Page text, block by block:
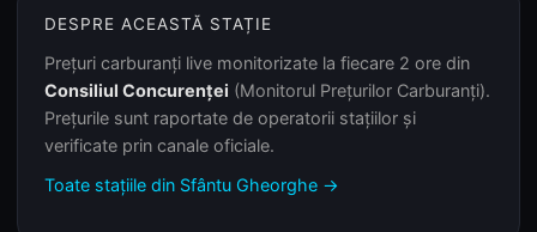
DESPRE ACEASTĂ STAȚIE
Prețuri carburanți live monitorizate la fiecare 2 ore din
Consiliul Concurenței (Monitorul Prețurilor Carburanți).
Prețurile sunt raportate de operatorii stațiilor și
verificate prin canale oficiale.
Toate stațiile din Sfântu Gheorghe →